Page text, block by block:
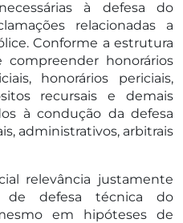
à defesa do
relacionadas a
Conforme a estrutura
compreender honorários
honorários periciais,
recursais e demais
à condução da defesa
administrativos, arbitrais
relevância justamente
de defesa técnica do
em hipóteses de